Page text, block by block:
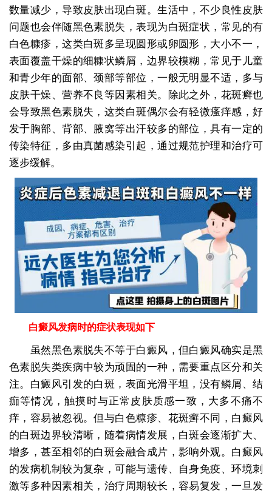
数量减少，导致皮肤出现白斑。生活中，不少良性皮肤
问题也会伴随黑色素脱失，表现为白斑症状，常见的有
白色糠疹，这类白斑多呈现圆形或卵圆形，大小不一，
表面覆盖干燥的细糠状鳞屑，边界较模糊，常见于儿童
和青少年的面部、颈部等部位，一般无明显不适，多与
皮肤干燥、营养不良等因素相关。除此之外，花斑癣也
会导致黑色素脱失，这类白斑偶尔会有轻微瘙痒感，好
发于胸部、背部、腋窝等出汗较多的部位，具有一定的
传染特征，多由真菌感染引起，通过规范护理和治疗可
逐步缓解。
白癜风发病时的症状表现如下
虽然黑色素脱失不等于白癜风，但白癜风确实是黑
色素脱失类疾病中较为顽固的一种，需要重点区分和关
注。白癜风引发的白斑，表面光滑平坦，没有鳞屑、结
痂等情况，触摸时与正常皮肤质感一致，大多不痛不
痒，容易被忽视。但与白色糠疹、花斑癣不同，白癜风
的白斑边界较清晰，随着病情发展，白斑会逐渐扩大、
增多，甚至相邻的白斑会融合成片，影响外观。白癜风
的发病机制较为复杂，可能与遗传、自身免疫、环境刺
激等多种因素相关，治疗周期较长，容易复发，一旦发